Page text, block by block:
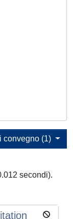
convegno (1)
secondi).